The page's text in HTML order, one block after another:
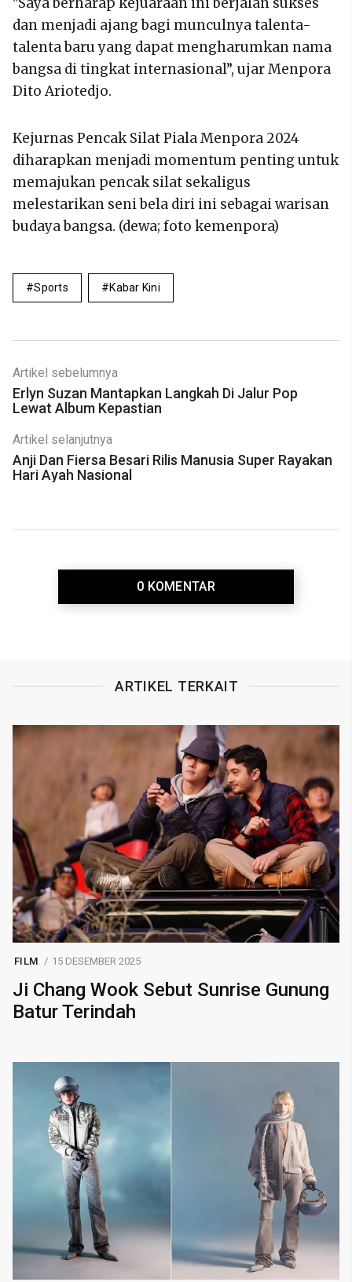
"Saya berharap kejuaraan ini berjalan sukses
dan menjadi ajang bagi munculnya talenta-
talenta baru yang dapat mengharumkan nama
bangsa di tingkat internasional”, ujar Menpora
Dito Ariotedjo.
Kejurnas Pencak Silat Piala Menpora 2024
diharapkan menjadi momentum penting untuk
memajukan pencak silat sekaligus
melestarikan seni bela diri ini sebagai warisan
budaya bangsa. (dewa; foto kemenpora)
Sports Kabar Kini
Artikel sebelumnya
Erlyn Suzan Mantapkan Langkah Di Jalur Pop
Lewat Album Kepastian
Artikel selanjutnya
Anji Dan Fiersa Besari Rilis Manusia Super Rayakan
Hari Ayah Nasional
0 KOMENTAR
ARTIKEL TERKAIT
FILM 15 DESEMBER 2025
Ji Chang Wook Sebut Sunrise Gunung
Batur Terindah